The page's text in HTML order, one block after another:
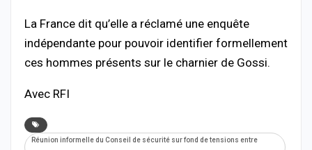
La France dit qu’elle a réclamé une enquête
indépendante pour pouvoir identifier formellement
ces hommes présents sur le charnier de Gossi.
Avec RFI
Réunion informelle du Conseil de sécurité sur fond de tensions entre